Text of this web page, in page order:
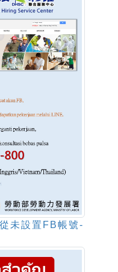
未設置FB帳號-